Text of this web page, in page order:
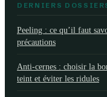
DERNIERS
Peeling : ce qu’il faut
précautions
Anti-cernes : choisir la
teint et éviter les ridules